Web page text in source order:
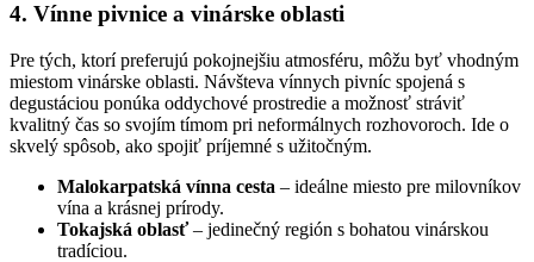
4. Vínne pivnice a vinárske oblasti
Pre tých, ktorí preferujú pokojnejšiu atmosféru, môžu byť vhodným
miestom vinárske oblasti. Návšteva vínnych pivníc spojená s
degustáciou ponúka oddychové prostredie a možnosť stráviť
kvalitný čas so svojím tímom pri neformálnych rozhovoroch. Ide o
skvelý spôsob, ako spojiť príjemné s užitočným.
Malokarpatská vínna cesta – ideálne miesto pre milovníkov
vína a krásnej prírody.
Tokajská oblasť– jedinečný región s bohatou vinárskou
tradíciou.